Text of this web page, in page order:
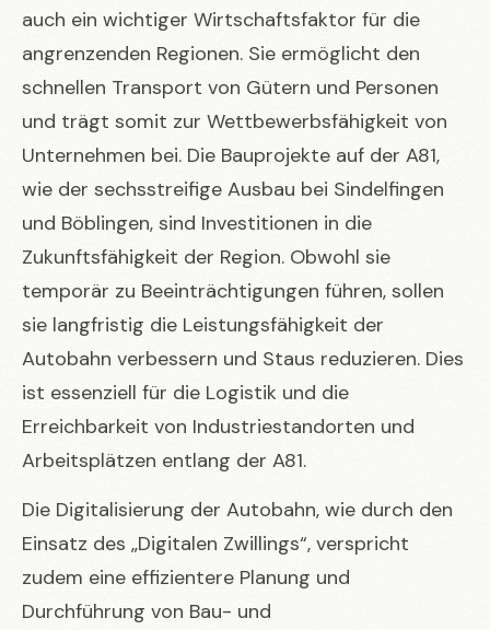
auch ein wichtiger Wirtschaftsfaktor für die
angrenzenden Regionen. Sie ermöglicht den
schnellen Transport von Gütern und Personen
und trägt somit zur Wettbewerbsfähigkeit von
Unternehmen bei. Die Bauprojekte auf der A81,
wie der sechsstreifige Ausbau bei Sindelfingen
und Böblingen, sind Investitionen in die
Zukunftsfähigkeit der Region. Obwohl sie
temporär zu Beeinträchtigungen führen, sollen
sie langfristig die Leistungsfähigkeit der
Autobahn verbessern und Staus reduzieren. Dies
ist essenziell für die Logistik und die
Erreichbarkeit von Industriestandorten und
Arbeitsplätzen entlang der A81.
Die Digitalisierung der Autobahn, wie durch den
Einsatz des „Digitalen Zwillings“, verspricht
zudem eine effizientere Planung und
Durchführung von Bau- und